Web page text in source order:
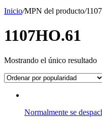
Inicio/MPN del producto/
1107HO.61
Mostrando el único resultado
Normalmente se